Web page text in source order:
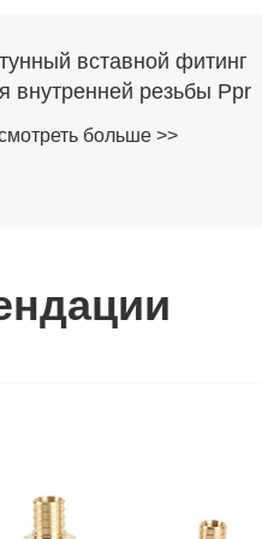
вставной фитинг
внутренней резьбы Ppr
больше >>